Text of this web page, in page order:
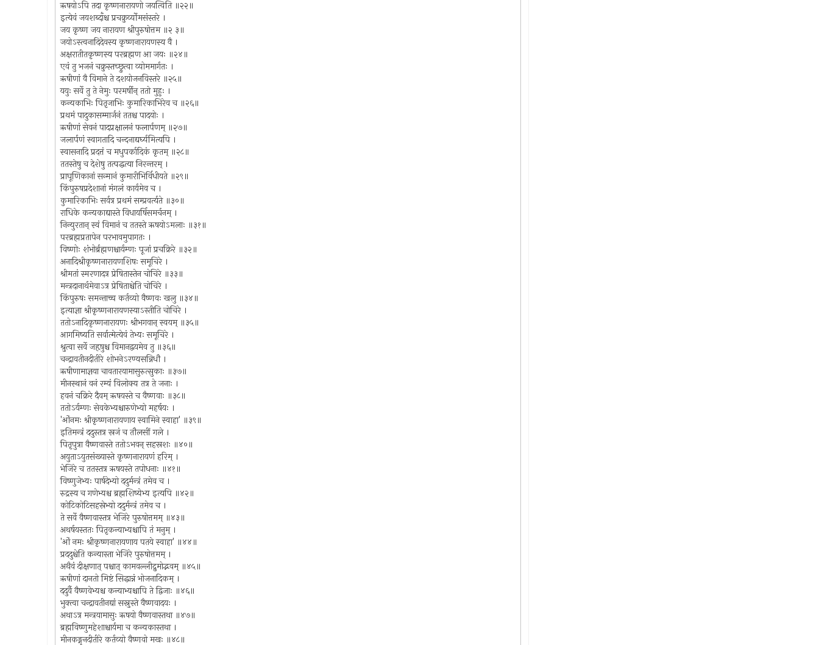
ऋषयोऽपि तदा कृष्णनारायणो जयत्विति ॥२२॥
इत्येवं जयशब्दाँश्च प्रचक्रुर्व्योमसंस्तरे ।
जय कृष्ण जय नारायण श्रीपुरुषोत्तम ॥२ ३॥
जयोऽस्त्वनादिदेवस्य कृष्णनारायणस्य वै ।
अक्षरातीतकृष्णस्य परब्रह्मण आ जयः ॥२४॥
एवं तु भजनं चक्रुस्तच्छ्रुत्वा व्योममार्गतः ।
ऋषीणां वै विमाने ते दशयोजनविस्तरे ॥२५॥
ययुः सर्वे तु ते नेमुः परमर्षीन् ततो मुहुः ।
कन्यकाभिः पितृजाभिः कुमारिकाभिरेव च ॥२६॥
प्रथमं पादुकासम्मार्जनं ततश्च पादयोः ।
ऋषीणां सेवनं पादप्रक्षालनं फलार्पणम् ॥२७॥
जलार्पणं स्वागतादि चन्दनाद्यर्घ्यमित्यपि ।
स्वासनादि प्रदत्तं च मधुपर्कादिकं कृतम् ॥२८॥
ततस्तेषु च देशेषु तत्पद्धत्या निरन्तरम् ।
प्राघूणिकानां सन्मानं कुमारीभिर्विधीयते ॥२९॥
किंपुरुषप्रदेशानां मंगलं कार्यमेव च ।
कुमारिकाभिः सर्वत्र प्रथमं सम्प्रवर्त्यते ॥३०॥
राधिके कन्यकाद्यास्ते विधायर्षिसमर्चनम् ।
निन्युरतान् स्वं विमानं च ततस्ते ऋषयोऽमलाः ॥३१॥
परब्रह्मप्रतापेन परभावमुपागतः ।
विष्णोः शंभोर्ब्रह्मणश्चार्यम्णः पूजां प्रचक्रिरे ॥३२॥
अनादिश्रीकृष्णनारायणशिषः समूचिरे ।
श्रीमतां स्मरणादत्र प्रेषितास्तेन चोचिरे ॥३३॥
मन्त्रदानार्थमेवाऽत्र प्रेषिताश्चेति चोचिरे ।
किंपुरुषः समन्ताच्च कर्तव्यो वैष्णवः खलु ॥३४॥
इत्याज्ञा श्रीकृष्णनारायणस्याऽस्तीति चोचिरे ।
ततोऽनादिकृष्णनारायणः श्रीभगवान् स्वयम् ॥३५॥
आगमिष्यति सर्वात्मेत्येवं तेभ्यः समूचिरे ।
श्रुत्वा सर्वे जहृषुश्च विमानद्वयमेव तु ॥३६॥
चन्द्रावतीनदीतीरे शोभनेऽरण्यसन्निधौ ।
ऋषीणामाज्ञया चावतारयामासुरुत्सुकाः ॥३७॥
मीनस्थानं वनं रम्यं विलोक्य तत्र ते जनाः ।
हवनं चक्रिरे दैवम् ऋषयस्ते च वैष्णवाः ॥३८॥
ततोऽर्यम्णः सेवकेभ्यश्चारुणेभ्यो महर्षयः ।
'ओंनमः श्रीकृष्णनारायणाय स्वामिने स्वाहा' ॥३९॥
इतिमन्त्रं ददुस्तत्र स्रजं च तौलसीं गले ।
पितृपुत्रा वैष्णवास्ते ततोऽभवन् सहस्रशः ॥४०॥
अयुताऽयुतसंख्यास्ते कृष्णनारायणं हरिम् ।
भेजिरे च ततस्तत्र ऋषयस्ते तपोधनाः ॥४१॥
विष्णुजेभ्यः पार्षदेभ्यो ददुर्मन्त्रं तमेव च ।
रुद्रस्य च गणेभ्यश्च ब्रह्मशिष्येभ्य इत्यपि ॥४२॥
कोटिकोटिसहस्रेभ्यो ददुर्मन्त्रं तमेव च ।
ते सर्वे वैष्णवास्तत्र भेजिरे पुरुषोत्तमम् ॥४३॥
अथर्षयस्ततः पितृकन्याभ्यश्चापि तं मनुम् ।
'ओं नमः श्रीकृष्णनारायणाय पतये स्वाहा' ॥४४॥
प्रददुश्चेति कन्यास्ता भेजिरे पुरुषोत्तमम् ।
अथैवं दीक्षणात् पश्चात् कामवल्लीद्रुमोद्भवम् ॥४५॥
ऋषीणां दानतो मिष्टं सिद्धान्नं भोजनादिकम् ।
ददुर्वै वैष्णवेभ्यश्च कन्याभ्यश्चापि ते द्विजाः ॥४६॥
भुक्त्वा चन्द्रावतीनद्यां सस्नुस्ते वैष्णवादयः ।
अथाऽत्र मन्त्रयामासुः ऋषयो वैष्णवास्तथा ॥४७॥
ब्रह्मविष्णुमहेशाश्चार्यमा च कन्यकास्तथा ।
मीनकङ्गूनदीतीरे कर्तव्यो वैष्णवो मखः ॥४८॥